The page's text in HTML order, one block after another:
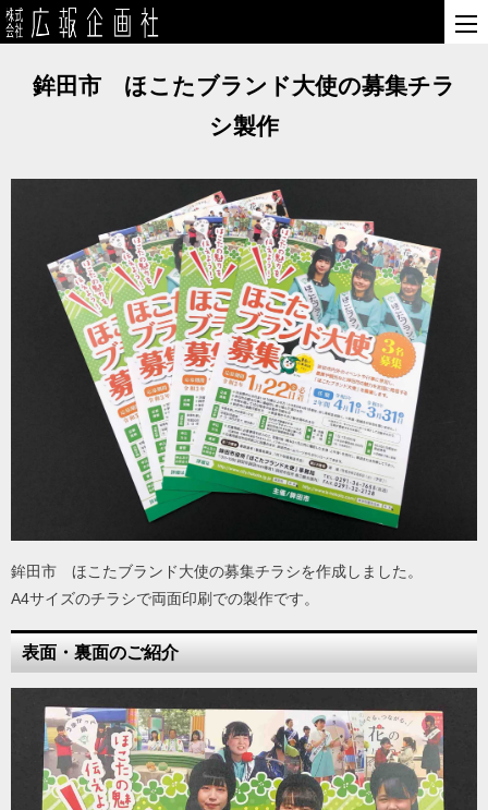
鉾田市 ほこたブランド大使の募集チラ
シ製作
鉾田市 ほこたブランド大使の募集チラシを作成しました。
A4サイズのチラシで両面印刷での製作です。
表面・裏面のご紹介